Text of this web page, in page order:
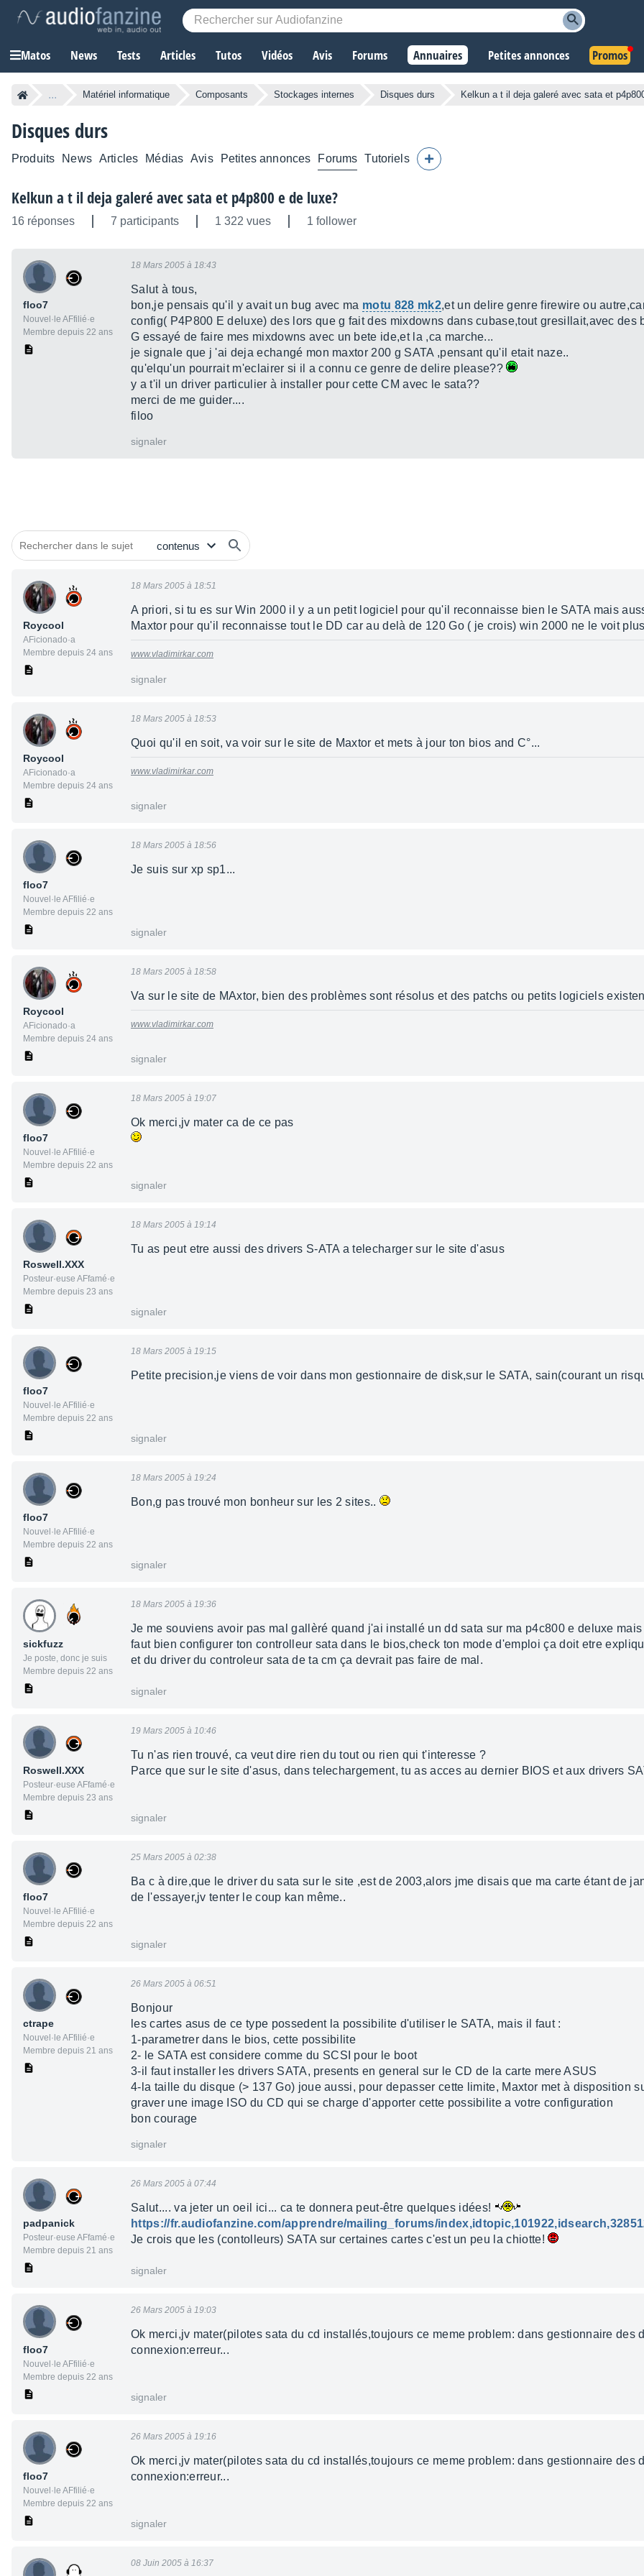
Matos News Tests Articles Tutos Vidéos Avis Forums Annuaires Petites annonces Promos
... Matériel informatique Composants Stockages internes Disques durs Kelkun a t il deja galeré avec sata et
Disques durs
Produits News Articles Médias Avis Petites annonces Forums Tutoriels
Kelkun a t il deja galeré avec sata et p4p800 e de luxe?
16 réponses 7 participants 1 322 vues 1 follower
floo7
Nouvel·le AFfilié·e
Membre depuis 22 ans
18 Mars 2005 à 18:43
Salut à tous,
bon,je pensais qu'il y avait un bug avec ma motu 828 mk2,et un delire genre firewire ou
config( P4P800 E deluxe) des lors que g fait des mixdowns dans cubase,tout gresillait,avec des
G essayé de faire mes mixdowns avec un bete ide,et la ,ca marche...
je signale que j 'ai deja echangé mon maxtor 200 g SATA ,pensant qu'il etait naze..
qu'elqu'un pourrait m'eclairer si il a connu ce genre de delire please??
y a t'il un driver particulier à installer pour cette CM avec le sata??
merci de me guider....
filoo
signaler
Roycool
AFicionado·a
Membre depuis 24 ans
18 Mars 2005 à 18:51
A priori, si tu es sur Win 2000 il y a un petit logiciel pour qu'il reconnaisse bien le SATA mais
Maxtor pour qu'il reconnaisse tout le DD car au delà de 120 Go ( je crois) win 2000 ne le voit
www.vladimirkar.com
signaler
Roycool
AFicionado·a
Membre depuis 24 ans
18 Mars 2005 à 18:53
Quoi qu'il en soit, va voir sur le site de Maxtor et mets à jour ton bios and C°...
www.vladimirkar.com
signaler
floo7
Nouvel·le AFfilié·e
Membre depuis 22 ans
18 Mars 2005 à 18:56
Je suis sur xp sp1...
signaler
Roycool
AFicionado·a
Membre depuis 24 ans
18 Mars 2005 à 18:58
Va sur le site de MAxtor, bien des problèmes sont résolus et des patchs ou petits logiciels
www.vladimirkar.com
signaler
floo7
Nouvel·le AFfilié·e
Membre depuis 22 ans
18 Mars 2005 à 19:07
Ok merci,jv mater ca de ce pas
signaler
Roswell.XXX
Posteur·euse AFfamé·e
Membre depuis 23 ans
18 Mars 2005 à 19:14
Tu as peut etre aussi des drivers S-ATA a telecharger sur le site d'asus
signaler
floo7
Nouvel·le AFfilié·e
Membre depuis 22 ans
18 Mars 2005 à 19:15
Petite precision,je viens de voir dans mon gestionnaire de disk,sur le SATA, sain(courant un
signaler
floo7
Nouvel·le AFfilié·e
Membre depuis 22 ans
18 Mars 2005 à 19:24
Bon,g pas trouvé mon bonheur sur les 2 sites..
signaler
sickfuzz
Je poste, donc je suis
Membre depuis 22 ans
18 Mars 2005 à 19:36
Je me souviens avoir pas mal gallèré quand j'ai installé un dd sata sur ma p4c800 e deluxe
faut bien configurer ton controlleur sata dans le bios,check ton mode d'emploi ça doit etre
et du driver du controleur sata de ta cm ça devrait pas faire de mal.
signaler
Roswell.XXX
Posteur·euse AFfamé·e
Membre depuis 23 ans
19 Mars 2005 à 10:46
Tu n'as rien trouvé, ca veut dire rien du tout ou rien qui t'interesse ?
Parce que sur le site d'asus, dans telechargement, tu as acces au dernier BIOS et aux drivers
signaler
floo7
Nouvel·le AFfilié·e
Membre depuis 22 ans
25 Mars 2005 à 02:38
Ba c à dire,que le driver du sata sur le site ,est de 2003,alors jme disais que ma carte étant de
de l'essayer,jv tenter le coup kan même..
signaler
ctrape
Nouvel·le AFfilié·e
Membre depuis 21 ans
26 Mars 2005 à 06:51
Bonjour
les cartes asus de ce type possedent la possibilite d'utiliser le SATA, mais il faut :
1-parametrer dans le bios, cette possibilite
2- le SATA est considere comme du SCSI pour le boot
3-il faut installer les drivers SATA, presents en general sur le CD de la carte mere ASUS
4-la taille du disque (> 137 Go) joue aussi, pour depasser cette limite, Maxtor met à disposition
graver une image ISO du CD qui se charge d'apporter cette possibilite a votre configuration
bon courage
signaler
padpanick
Posteur·euse AFfamé·e
Membre depuis 21 ans
26 Mars 2005 à 07:44
Salut.... va jeter un oeil ici... ca te donnera peut-être quelques idées!
https://fr.audiofanzine.com/apprendre/mailing_forums/
Je crois que les (contolleurs) SATA sur certaines cartes c'est un peu la chiotte!
signaler
floo7
Nouvel·le AFfilié·e
Membre depuis 22 ans
26 Mars 2005 à 19:03
Ok merci,jv mater(pilotes sata du cd installés,toujours ce meme problem: dans gestionnaire des
connexion:erreur...
signaler
floo7
Nouvel·le AFfilié·e
Membre depuis 22 ans
26 Mars 2005 à 19:16
Ok merci,jv mater(pilotes sata du cd installés,toujours ce meme problem: dans gestionnaire des
connexion:erreur...
signaler
08 Juin 2005 à 16:37